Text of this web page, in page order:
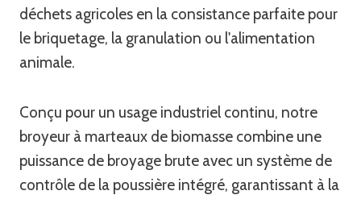
déchets agricoles en la consistance parfaite pour
le briquetage, la granulation ou l'alimentation
animale.
Conçu pour un usage industriel continu, notre
broyeur à marteaux de biomasse combine une
puissance de broyage brute avec un système de
contrôle de la poussière intégré, garantissant à la